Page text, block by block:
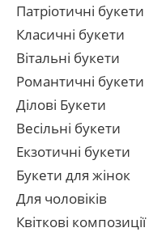
Патріотичні букети
Класичні букети
Вітальні букети
Романтичні букети
Ділові Букети
Весільні букети
Екзотичні букети
Букети для жінок
Для чоловіків
Квіткові композиції